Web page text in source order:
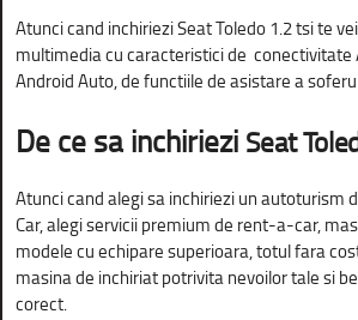
Atunci cand inchiriezi Seat Toledo 1.2 tsi te
multimedia cu caracteristici de conectivitate
Android Auto, de functiile de asistare a
De ce sa inchirieziSeat
Atunci cand alegi sa inchiriezi un autoturism
Car, alegi servicii premium de rent-a-car,
modele cu echipare superioara, totul fara
masina de inchiriat potrivita nevoilor tale si
corect.